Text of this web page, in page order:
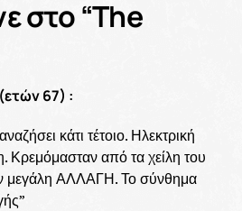
στο “The
67) :
κάτι τέτοιο. Ηλεκτρική
Κρεμόμασταν από τα χείλη του
μεγάλη ΑΛΛΑΓΗ. Το σύνθημα